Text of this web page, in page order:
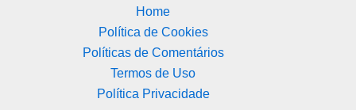
Home
Política de Cookies
Políticas de Comentários
Termos de Uso
Política Privacidade